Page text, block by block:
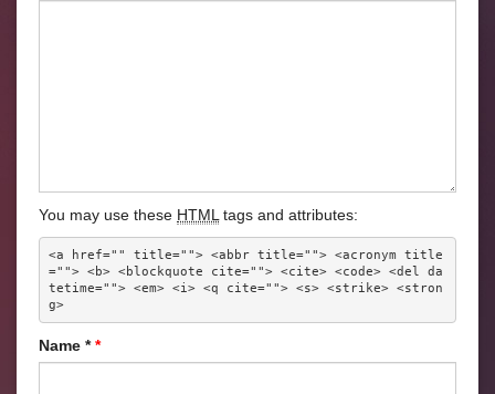
You may use these HTMLtags and attributes:
<a href="" title=""> <abbr title=""> <acronym title
=""> <b> <blockquote cite=""> <cite> <code> <del da
tetime=""> <em> <i> <q cite=""> <s> <strike> <stron
g>
Name *